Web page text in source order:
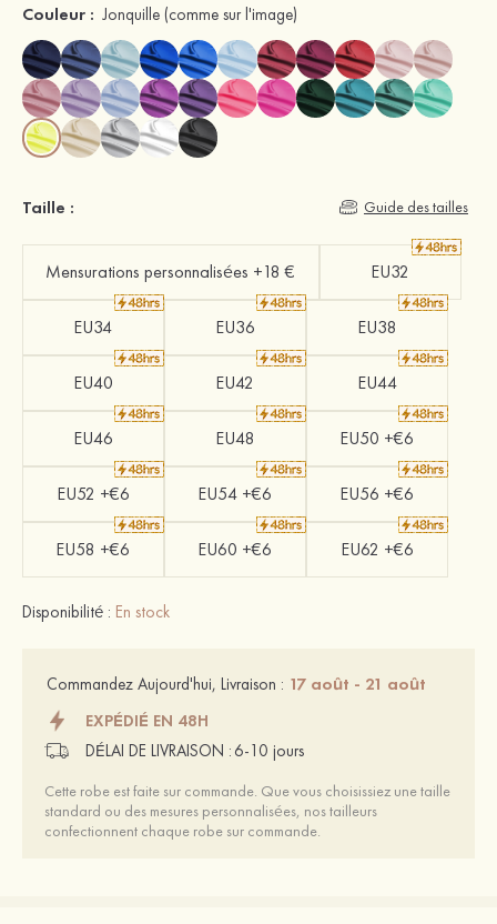
Couleur : Jonquille (comme sur l'image)
Taille : Guide des tailles
Mensurations personnalisées +18 € EU32
EU34 EU36 EU38
EU40 EU42 EU44
EU46 EU48 EU50 +€6
EU52 +€6 EU54 +€6 EU56 +€6
EU58 +€6 EU60 +€6 EU62 +€6
Disponibilité : En stock
Commandez Aujourd'hui, Livraison : 17 août - 21 août
EXPÉDIÉ EN 48H
DÉLAI DE LIVRAISON : 6-10 jours
Cette robe est faite sur commande. Que vous choisissiez une taille
standard ou des mesures personnalisées, nos tailleurs
confectionnent chaque robe sur commande.